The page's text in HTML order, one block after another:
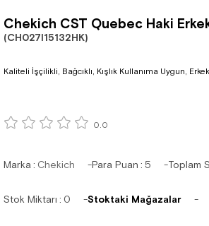
Chekich CST Quebec Haki
(CH027I15132HK)
Kaliteli İşçilikli, Bağcıklı, Kışlık Kullanıma Uygun,
0.0
Marka : Chekich Para Puan : 5 Toplam
Stok Miktarı : 0 Stoktaki Mağazalar